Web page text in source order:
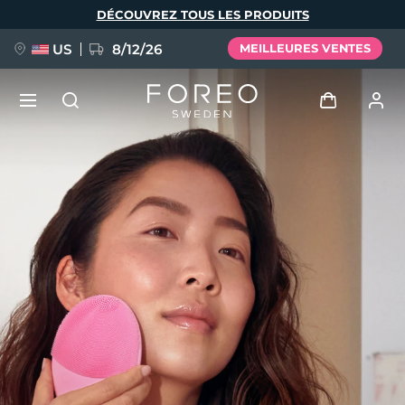
DÉCOUVREZ TOUS LES PRODUITS
US 8/12/26 MEILLEURES VENTES
Profil de l'utilisateur
Mes appareils
Mes commandes
Mes adresses
Mes abonnements
NOUVEAU
FAQ™ Pure Beauty-Tech Elixir
BREAKING NEWS
issa™ Teeth Whitening Set
Langue
English Deutsch
Español
Français
Italiano
Português
Polski
Svenska
Русский
Türkçe
简体中文 繁體中文